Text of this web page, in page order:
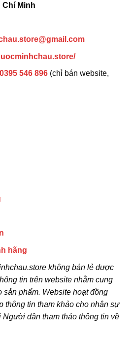
Chí Minh
0395 546 896 (chỉ bán website,
hãng
không bán lẻ dược
tin trên website nhằm cung
sản phẩm. Website hoạt đồng
thông tin tham khảo cho nhân sự
dân tham thảo thông tin về